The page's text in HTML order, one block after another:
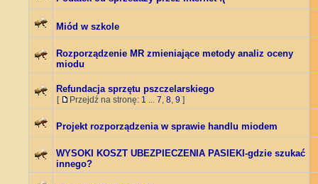
Miód w szkole
Rozporządzenie MR zmieniające metody analiz oceny
miodu
Refundacja sprzętu pszczelarskiego
[ Przejdź na stronę: 1 ... 7, 8, 9 ]
Projekt rozporządzenia w sprawie handlu miodem
WYSOKI KOSZT UBEZPIECZENIA PASIEKI-gdzie szukać
innego?